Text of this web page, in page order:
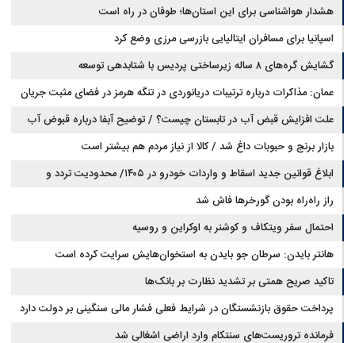
هشدار هواشناسی برای این استان‌ها؛ طوفان در راه است
اسپانیا برای مسافران ایتالیایی بازرسی مرزی وضع کرد
گشایش گره‌های ۸ ساله زیرساختی پردیس با شتابدهی توسعه
عمان: مذاکرات درباره ترتیبات دریانوردی در تنگه هرمز در فضای مثبت جریان
دارد
علت افزایش قبض آب در تابستان چیست؟ / توضیح آبفا درباره قبوض آب
بازار برنج و حبوبات داغ شد / کالا از نیاز مردم هم بیشتر است
ابلاغ قوانین جدید اسقاط و واردات خودرو در ۱۴۰۵/ محدودیت تردد و
سوخت‌رسانی به فرسوده‌ها
راز راه‌راه بودن گورخرها فاش شد
احتمال سفر ویتکاف و کوشنر به اوکراین و روسیه
هانتر بایدن: سرطان جو بایدن به استخوان‌هایش سرایت کرده است
تاکید صریح همتی بر تشدید نظارت بر بانک‌ها
پرداخت حقوق بازنشستگان در شرایط فعلی فشار مالی سنگینی بر دولت دارد
فرمانده تروریست‌های سنتکام وارد اراضی اشغالی شد